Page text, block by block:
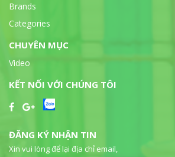
Brands
Categories
CHUYÊN MỤC
Video
KẾT NỐI VỚI CHÚNG TÔI
ĐĂNG KÝ NHẬN TIN
Xin vui lòng để lại địa chỉ email,